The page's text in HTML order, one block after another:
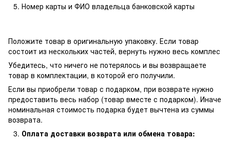
Номер карты и ФИО владельца банковской карты
Положите товар в оригинальную упаковку. Если товар
состоит из нескольких частей, вернуть нужно весь комплес
Убедитесь, что ничего не потерялось и вы возвращаете
товар в комплектации, в которой его получили.
Если вы приобрели товар с подарком, при возврате нужно
предоставить весь набор (товар вместе с подарком). Иначе
номинальная стоимость подарка будет вычтена из суммы
возврата.
Оплата доставки возврата или обмена товара: